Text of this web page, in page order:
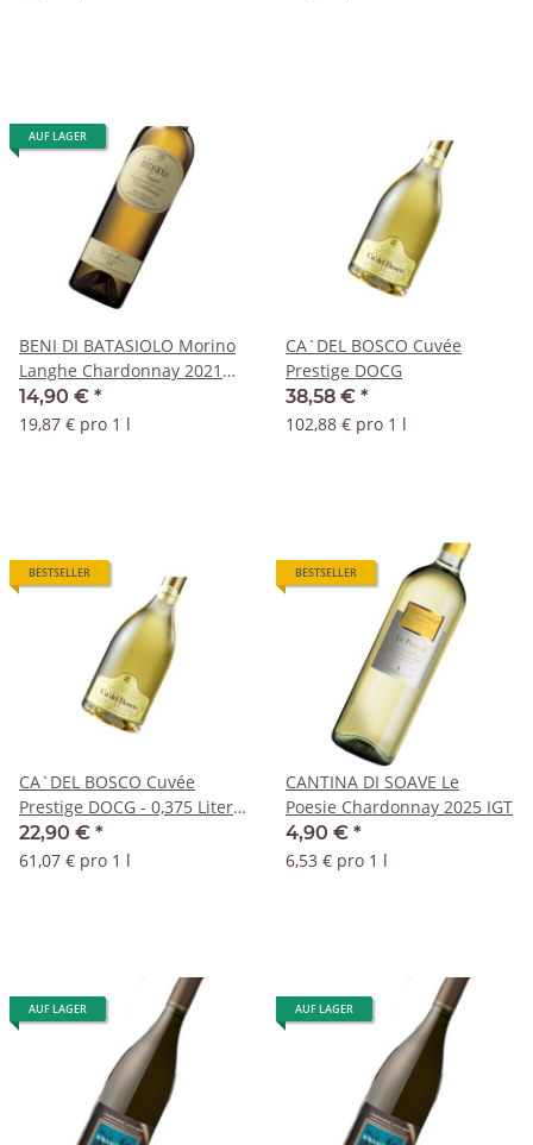
AUF LAGER
BENI DI BATASIOLO Morino
Langhe Chardonnay 2021
DOC
14,90 € *
19,87 € pro 1 l
CA`DEL BOSCO Cuvée
Prestige DOCG
38,58 € *
102,88 € pro 1 l
BESTSELLER
CA`DEL BOSCO Cuvée
Prestige DOCG - 0,375 Liter -
kleine Flasche
22,90 € *
61,07 € pro 1 l
BESTSELLER
CANTINA DI SOAVE Le
Poesie Chardonnay 2025 IGT
4,90 € *
6,53 € pro 1 l
AUF LAGER AUF LAGER